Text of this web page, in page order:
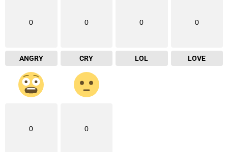
0
ANGRY
0
CRY
0
LOL
0
LOVE
0 0